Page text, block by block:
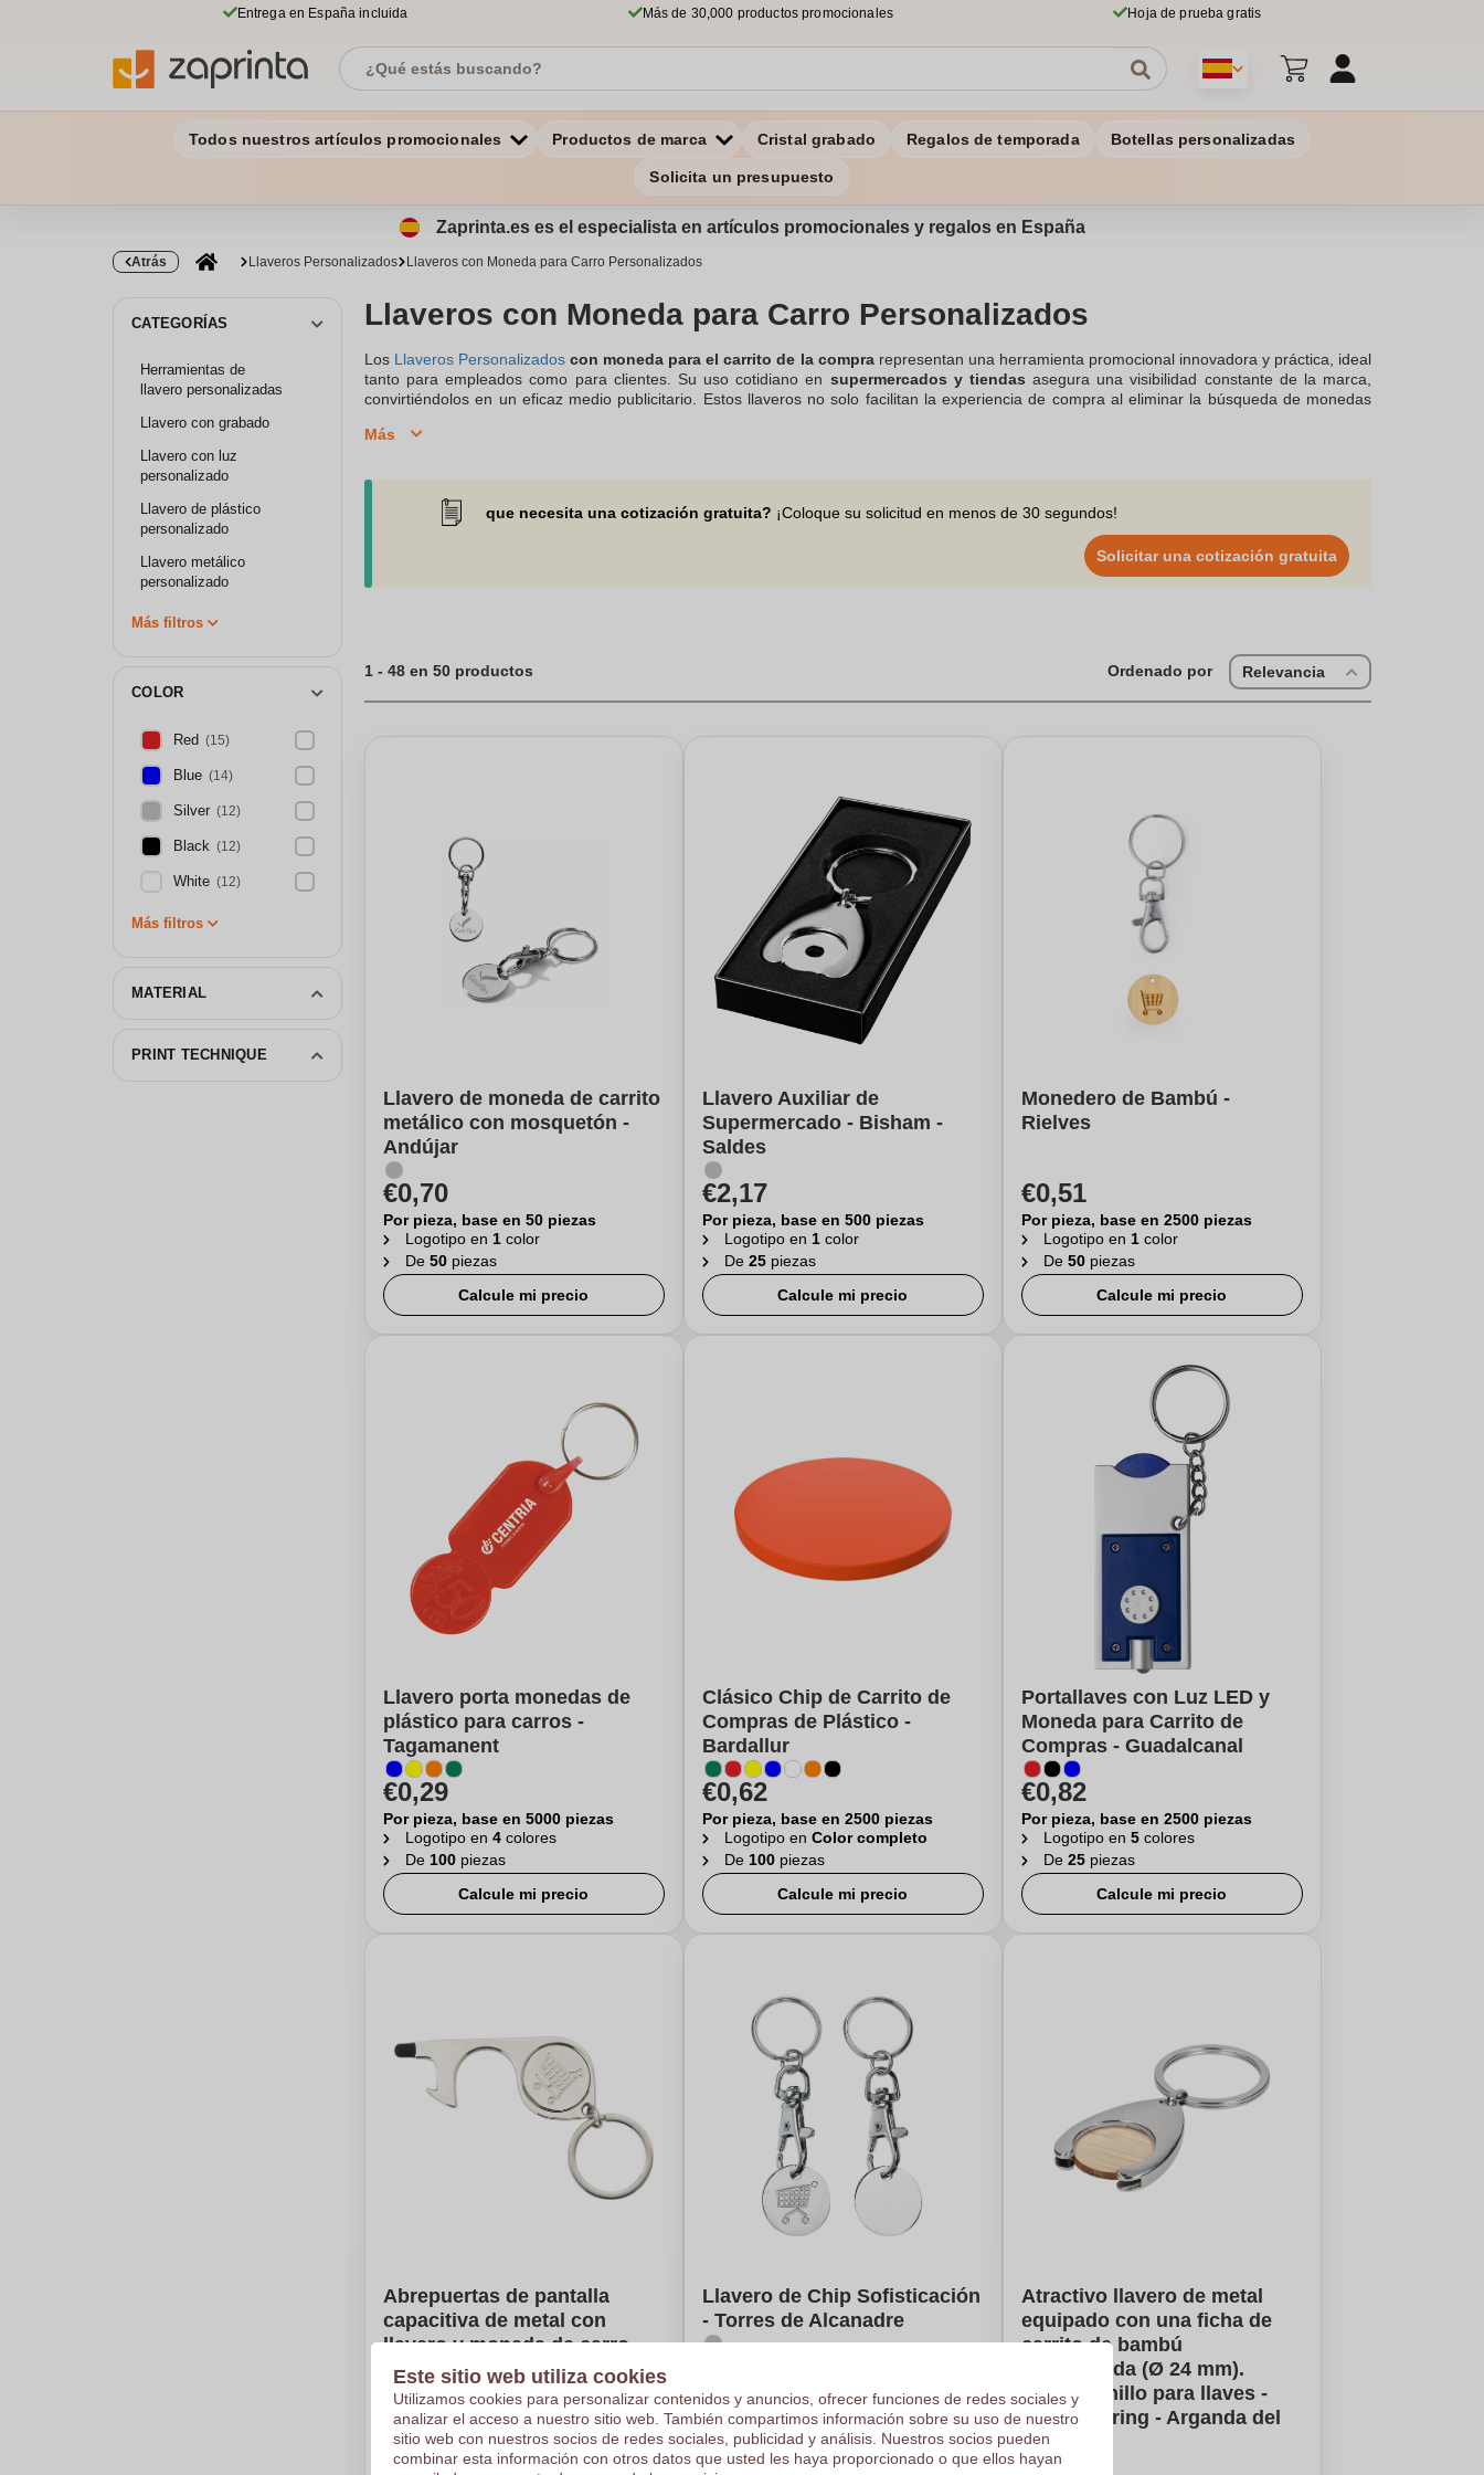
Entrega en España incluida Más de 30,000 productos promocionales Hoja de prueba gratis
Todos nuestros artículos promocionales Productos de marca Cristal grabado Regalos de temporada Botellas personalizadas
Solicita un presupuesto
Zaprinta.es es el especialista en artículos promocionales y regalos en España
Atrás Llaveros Personalizados Llaveros con Moneda para Carro Personalizados
CATEGORÍAS
Herramientas de
llavero personalizadas
Llavero con grabado
Llavero con luz
personalizado
Llavero de plástico
personalizado
Llavero metálico
personalizado
Más filtros
COLOR
Red (15)
Blue (14)
Silver (12)
Black (12)
White (12)
Más filtros
MATERIAL
PRINT TECHNIQUE
Llaveros con Moneda para Carro Personalizados
Los Llaveros Personalizados con moneda para el carrito de la comprarepresentan una herramienta promocional innovadora y práctica, ideal
tanto para empleados como para clientes. Su uso cotidiano en supermercados y tiendas asegura una visibilidad constante de la marca,
convirtiéndolos en un eficaz medio publicitario. Estos llaveros no solo facilitan la experiencia de compra al eliminar la búsqueda de monedas
Personalizados con el
campañas promocionales
Más
que necesita una cotización gratuita? ¡Coloque su solicitud en menos de 30 segundos!
Solicitar una cotización gratuita
1 - 48 en 50 productos Ordenado por Relevancia
Llavero de moneda de carrito
metálico con mosquetón -
Andújar
€0,70
Por pieza, base en 50 piezas
Logotipo en 1 color
De 50 piezas
Calcule mi precio
Llavero Auxiliar de
Supermercado - Bisham -
Saldes
€2,17
Por pieza, base en 500 piezas
Logotipo en 1 color
De 25 piezas
Calcule mi precio
Monedero de Bambú -
Rielves
€0,51
Por pieza, base en 2500 piezas
Logotipo en 1 color
De 50 piezas
Calcule mi precio
Llavero porta monedas de
plástico para carros -
Tagamanent
€0,29
Por pieza, base en 5000 piezas
Logotipo en 4 colores
De 100 piezas
Calcule mi precio
Clásico Chip de Carrito de
Compras de Plástico -
Bardallur
€0,62
Por pieza, base en 2500 piezas
Logotipo en Color completo
De 100 piezas
Calcule mi precio
Portallaves con Luz LED y
Moneda para Carrito de
Compras - Guadalcanal
€0,82
Por pieza, base en 2500 piezas
Logotipo en 5 colores
De 25 piezas
Calcule mi precio
Abrepuertas de pantalla
capacitiva de metal con
llavero y moneda de carro -
Collbató
Llavero de Chip Sofisticación
- Torres de Alcanadre
Atractivo llavero de metal
equipado con una ficha de
carrito de bambú
incorporada (Ø 24 mm).
Incluye anillo para llaves -
Little Snoring - Arganda del
Rey
Este sitio web utiliza cookies
Utilizamos cookies para personalizar contenidos y anuncios, ofrecer funciones de redes sociales y
analizar el acceso a nuestro sitio web. También compartimos información sobre su uso de nuestro
sitio web con nuestros socios de redes sociales, publicidad y análisis. Nuestros socios pueden
combinar esta información con otros datos que usted les haya proporcionado o que ellos hayan